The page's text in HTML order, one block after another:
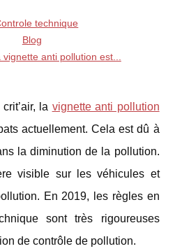
technique
Blog
anti pollution est...
la vignette anti pollution
actuellement. Cela est dû à
la diminution de la pollution.
visible sur les véhicules et
En 2019, les règles en
sont très rigoureuses
de contrôle de pollution.